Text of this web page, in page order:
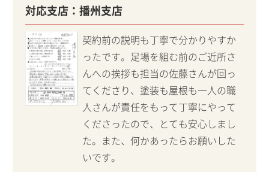
対応支店：播州支店
契約前の説明も丁寧で分かりやすか
ったです。足場を組む前のご近所さ
んへの挨拶も担当の佐藤さんが回っ
てくださり、塗装も屋根も一人の職
人さんが責任をもって丁寧にやって
くださったので、とても安心しまし
た。また、何かあったらお願いした
いです。